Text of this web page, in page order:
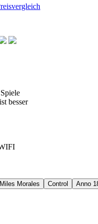
besser
Morales Control Anno